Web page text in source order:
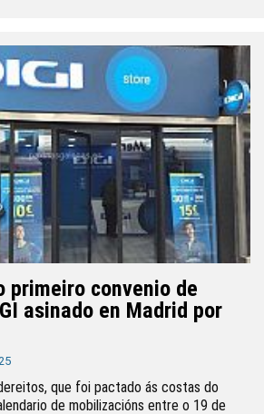
primeiro convenio de
asinado en Madrid por
que foi pactado ás costas do
de mobilizacións entre o 19 de